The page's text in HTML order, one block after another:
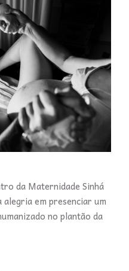
da Maternidade Sinhá
em presenciar um
no plantão da